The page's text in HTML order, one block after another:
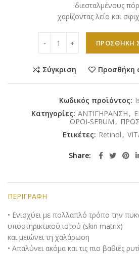
διεσταλμένους
χαρίζοντας λείο και
ΠΡΟΣΘΉΚΗ
Σύγκριση Προσθήκη
Κωδικός προϊόντος:
Κατηγορίες: ΑΝΤΙΓΗΡΑΝΣΗ ,
ΟΡΟΙ-SERUM ,
Ετικέτες: Retinol ,
Share
ΠΕΡΙΓΡΑΦΉ
• Ενισχύει με πολλαπλό τρόπο την
υποστηρικτικού ιστού (skin matrix)
και μειώνει τη χαλάρωση
• Απαλύνει ακόμα και τις πιο βαθιές